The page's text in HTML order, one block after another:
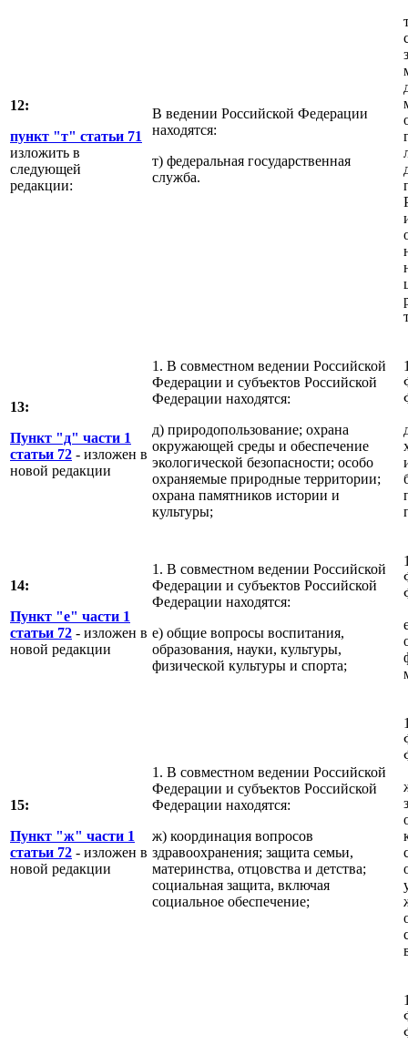
12:
пункт "т" статьи 71
изложить в
следующей
редакции:
В ведении Российской Федерации
находятся:
т) федеральная государственная
служба.
13:
Пункт "д" части 1
статьи 72 - изложен в
новой редакции
1. В совместном ведении Российской
Федерации и субъектов Российской
Федерации находятся:
д) природопользование; охрана
окружающей среды и обеспечение
экологической безопасности; особо
охраняемые природные территории;
охрана памятников истории и
культуры;
14:
Пункт "е" части 1
статьи 72 - изложен в
новой редакции
1. В совместном ведении Российской
Федерации и субъектов Российской
Федерации находятся:
е) общие вопросы воспитания,
образования, науки, культуры,
физической культуры и спорта;
15:
Пункт "ж" части 1
статьи 72 - изложен в
новой редакции
1. В совместном ведении Российской
Федерации и субъектов Российской
Федерации находятся:
ж) координация вопросов
здравоохранения; защита семьи,
материнства, отцовства и детства;
социальная защита, включая
социальное обеспечение;